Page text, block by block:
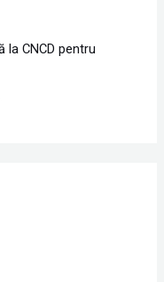
la CNCD pentru